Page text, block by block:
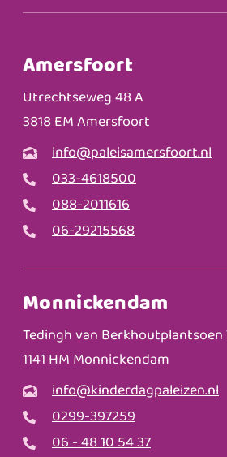
Amersfoort
Utrechtseweg 48 A
3818 EM Amersfoort
info@paleisamersfoort.nl
033-4618500
088-2011616
06-29215568
Monnickendam
Tedingh van Berkhoutplantsoen
1141 HM Monnickendam
info@kinderdagpaleizen.nl
0299-397259
06 - 48 10 54 37